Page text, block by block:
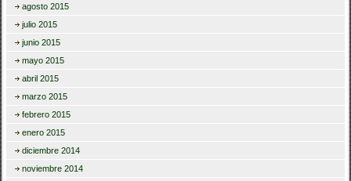
agosto 2015
julio 2015
junio 2015
mayo 2015
abril 2015
marzo 2015
febrero 2015
enero 2015
diciembre 2014
noviembre 2014